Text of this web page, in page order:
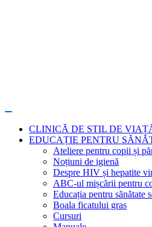
CLINICĂ DE STIL DE
EDUCAȚIE PENTRU
Ateliere pentru copii și
Noțiuni de igienă
Despre HIV și hepatite
ABC-ul mișcării pentru
Educația pentru sănătate
Boala ficatului gras
Cursuri